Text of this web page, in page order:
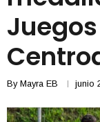
Juegos
By Mayra EB junio